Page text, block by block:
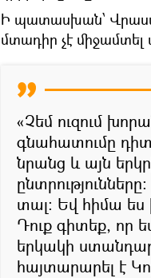
Ի պատասխան՝
մտադիր չէ միջամտել
«Չեմ ուզում
գնահատումը
նրանց և այն
տալ։ Եվ հիմա ես
Դուք գիտեք, որ
երկակի
հայտարարել է